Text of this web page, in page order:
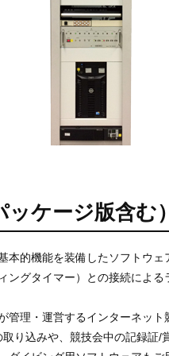
ッケージ版含む
本的機能を装備したソフトウ
ングタイマー）との接続によ
管理・運営するインターネッ
り込みや、競技会中の記録証